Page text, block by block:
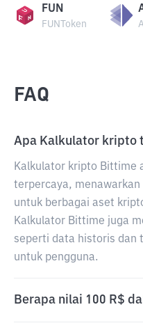
FUN
FUNToken
FAQ
Apa Kalkulator kripto
Kalkulator kripto Bittime
terpercaya,
untuk berbagai aset
Kalkulator Bittime juga
seperti data historis dan
untuk pengguna.
Berapa nilai 100 R$